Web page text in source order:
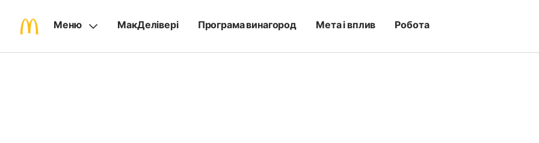
Меню МакДелівері Програма винагород Мета і вплив Робота